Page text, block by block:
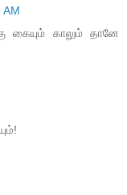
AM
கையும் காலும் தானே